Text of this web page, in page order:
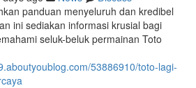
panduan menyeluruh dan kredibel
ini sediakan informasi krusial bagi
seluk-beluk permainan Toto
53886910/toto-lagi-